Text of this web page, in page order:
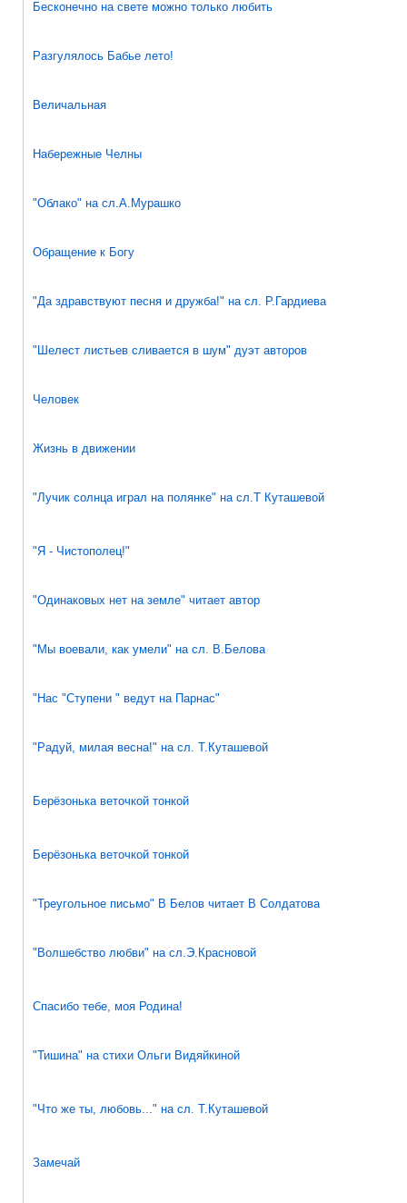
Бесконечно на свете можно только любить
Разгулялось Бабье лето!
Величальная
Набережные Челны
"Облако" на сл.А.Мурашко
Обращение к Богу
"Да здравствуют песня и дружба!" на сл. Р.Гардиева
"Шелест листьев сливается в шум" дуэт авторов
Человек
Жизнь в движении
"Лучик солнца играл на полянке" на сл.Т Куташевой
"Я - Чистополец!"
"Одинаковых нет на земле" читает автор
"Мы воевали, как умели" на сл. В.Белова
"Нас "Ступени " ведут на Парнас"
"Радуй, милая весна!" на сл. Т.Куташевой
Берёзонька веточкой тонкой
Берёзонька веточкой тонкой
"Треугольное письмо" В Белов читает В Солдатова
"Волшебство любви" на сл.Э.Красновой
Спасибо тебе, моя Родина!
"Тишина" на стихи Ольги Видяйкиной
"Что же ты, любовь..." на сл. Т.Куташевой
Замечай